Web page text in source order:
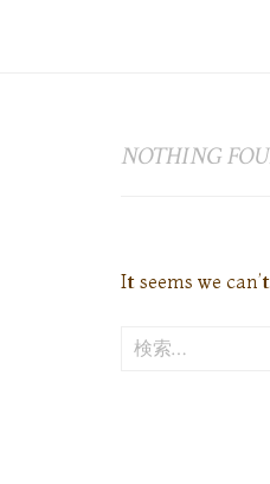
NOTHING
It seems we
索: